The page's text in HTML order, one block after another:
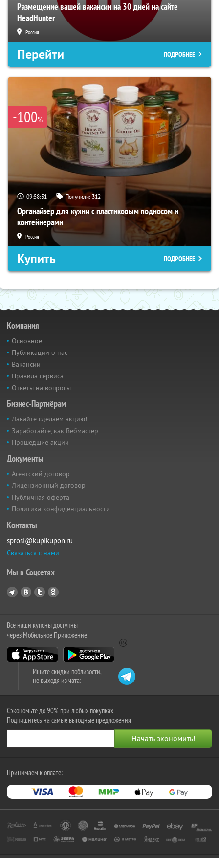
Размещение вашей вакансии на 30 дней на сайте
HeadHunter
Россия
Перейти ПОДРОБНЕЕ
-100%
09:58:30 Получили: 312
Органайзер для кухни с пластиковым подносом и
контейнерами
Россия
Купить ПОДРОБНЕЕ
Компания
Основное
Публикации о нас
Вакансии
Правила сервиса
Ответы на вопросы
Бизнес-Партнёрам
Давайте сделаем акцию!
Заработайте, как Вебмастер
Прошедшие акции
Документы
Агентский договор
Лицензионный договор
Публичная оферта
Политика конфиденциальности
Контакты
sprosi@kupikupon.ru
Связаться с нами
Мы в Соцсетях
Все наши купоны доступны
через Мобильное Приложение:
Ищите скидки поблизости,
не выходя из чата:
Сэкономьте до 90% при любых покупках
Подпишитесь на самые выгодные предложения
Принимаем к оплате: